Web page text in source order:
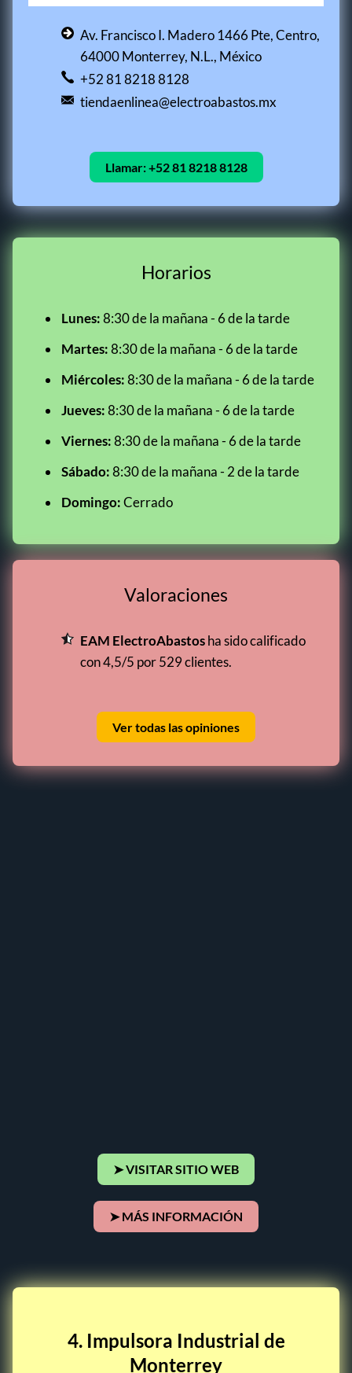
Av. Francisco I. Madero 1466 Pte, Centro,
64000 Monterrey, N.L., México
+52 81 8218 8128
tiendaenlinea@electroabastos.mx
Llamar:+52 81 8218 8128
Horarios
Lunes:8:30 de la mañana - 6 de la tarde
Martes:8:30 de la mañana - 6 de la tarde
Miércoles:8:30 de la mañana - 6 de la tarde
Jueves:8:30 de la mañana - 6 de la tarde
Viernes:8:30 de la mañana - 6 de la tarde
Sábado:8:30 de la mañana - 2 de la tarde
Domingo:Cerrado
Valoraciones
EAM ElectroAbastosha sido calificado
con 4,5/5 por 529 clientes.
Ver todas las opiniones
➤ VISITAR SITIO WEB
➤ MÁS INFORMACIÓN
4. Impulsora Industrial de
Monterrey